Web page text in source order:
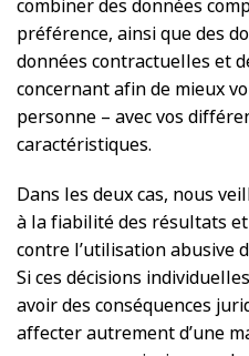
combiner des données
préférence, ainsi que des
données contractuelles et
concernant afin de mieux
personne – avec vos
caractéristiques.
Dans les deux cas, nous
à la fiabilité des résultats
contre l’utilisation abusive
Si ces décisions
avoir des conséquences
affecter autrement d’une